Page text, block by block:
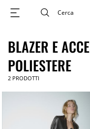
BLAZER E
POLIESTERE
2 PRODOTTI